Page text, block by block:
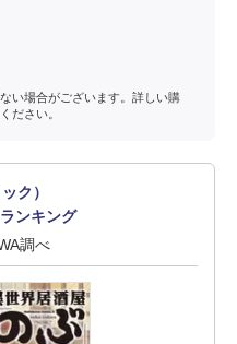
い場合がございます。詳しい購
ださい。
ク）
ンキング
調べ